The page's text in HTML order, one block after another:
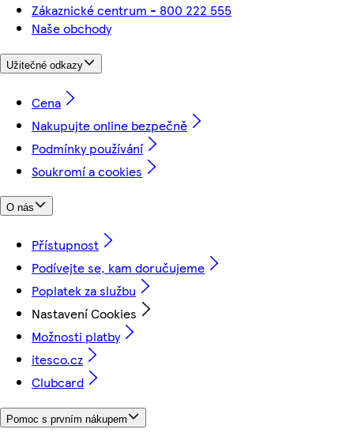
Zákaznické centrum - 800 222 555
Naše obchody
Užitečné odkazy
Cena
Nakupujte online bezpečně
Podmínky používání
Soukromí a cookies
O nás
Přístupnost
Podívejte se, kam doručujeme
Poplatek za službu
Nastavení Cookies
Možnosti platby
itesco.cz
Clubcard
Pomoc s prvním nákupem